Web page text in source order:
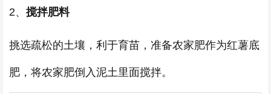
2、 搅拌肥料
挑选疏松的土壤，利于育苗，准备农家肥作为红薯底
肥，将农家肥倒入泥土里面搅拌。